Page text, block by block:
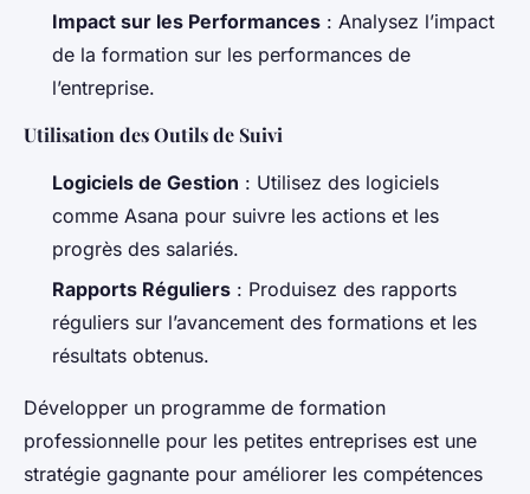
Impact sur les Performances : Analysez l’impact
de la formation sur les performances de
l’entreprise.
Utilisation des Outils de Suivi
Logiciels de Gestion : Utilisez des logiciels
comme Asana pour suivre les actions et les
progrès des salariés.
Rapports Réguliers : Produisez des rapports
réguliers sur l’avancement des formations et les
résultats obtenus.
Développer un programme de formation
professionnelle pour les petites entreprises est une
stratégie gagnante pour améliorer les compétences